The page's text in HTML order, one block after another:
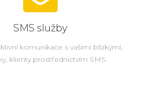
SMS služby
komunikace s vašimi blízkými,
klienty prostřednictvím SMS.